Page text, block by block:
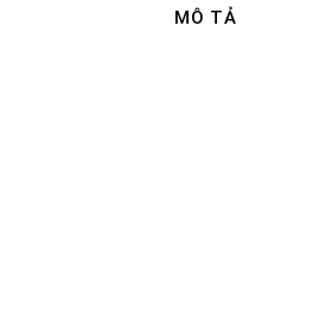
MÔ TẢ